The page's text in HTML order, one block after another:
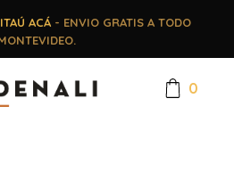
ACÁ- ENVIO GRATIS A TODO
0